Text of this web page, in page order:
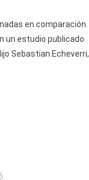
en comparación.
un estudio publicado
Sebastian Echeverri,